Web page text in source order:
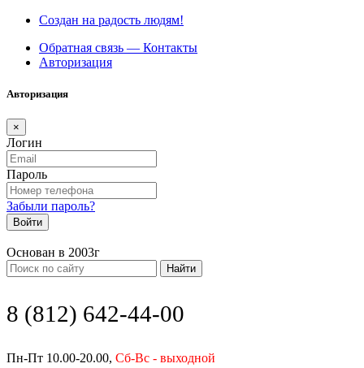
Создан на радость людям!
Обратная связь — Контакты
Авторизация
Авторизация
×
Логин
Пароль
Забыли пароль?
Войти
Основан в 2003г
Найти
8 (812) 642-44-00
Пн-Пт 10.00-20.00, Сб-Вс - выходной